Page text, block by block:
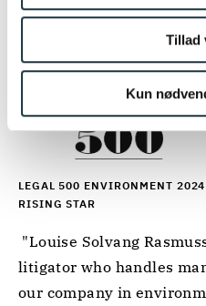
Tillad
Kun
LEGAL 500 ENVIRONMENT 2024
RISING STAR
litigator who handles
our company in